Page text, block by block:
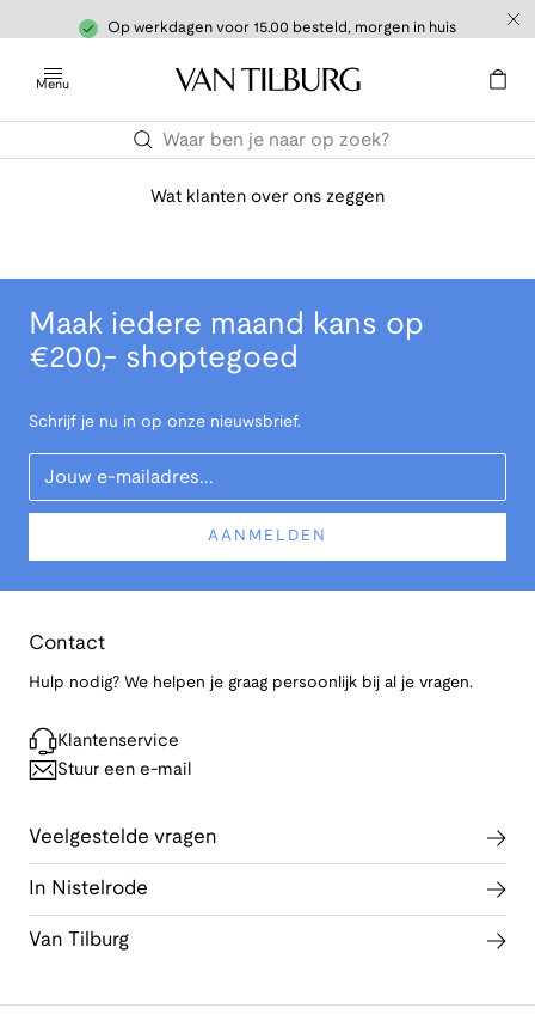
Op werkdagen voor 15.00 besteld, morgen in huis
Menu
Wat klanten over ons zeggen
Maak iedere maand kans op
€200,- shoptegoed
Schrijf je nu in op onze nieuwsbrief.
Your Email
AANMELDEN
Contact
Hulp nodig? We helpen je graag persoonlijk bij al je vragen.
Klantenservice
Stuur een e-mail
Veelgestelde vragen
In Nistelrode
Van Tilburg